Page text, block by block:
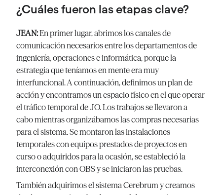
¿Cuáles fueron las etapas clave?
JEAN:En primer lugar, abrimos los canales de
comunicación necesarios entre los departamentos de
ingeniería, operaciones e informática, porque la
estrategia que teníamos en mente era muy
interfuncional. A continuación, definimos un plan de
acción y encontramos un espacio físico en el que operar
el tráfico temporal de JO. Los trabajos se llevaron a
cabo mientras organizábamos las compras necesarias
para el sistema. Se montaron las instalaciones
temporales con equipos prestados de proyectos en
curso o adquiridos para la ocasión, se estableció la
interconexión con OBS y se iniciaron las pruebas.
También adquirimos el sistema Cerebrum y creamos